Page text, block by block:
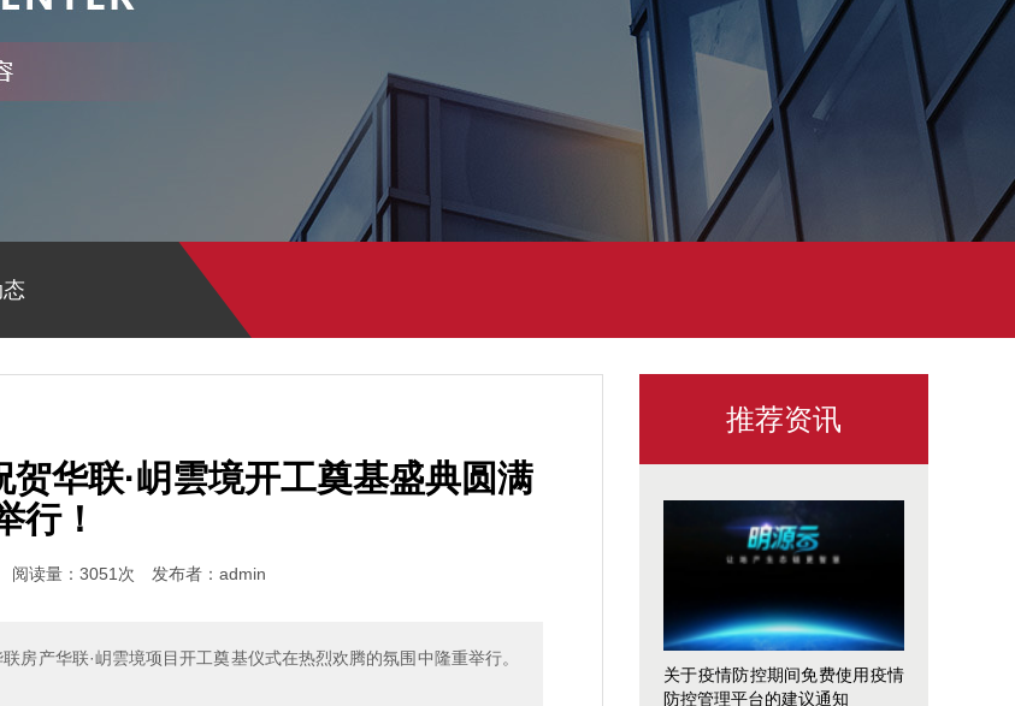
华联·岄雲境开工奠基盛典圆满
行！
阅读量：3051次 发布者：admin
房产华联·岄雲境项目开工奠基仪式在热烈欢腾的氛围中隆重举行。
推荐资讯
关于疫情防控期间免费使用疫情
防控管理平台的建议通知